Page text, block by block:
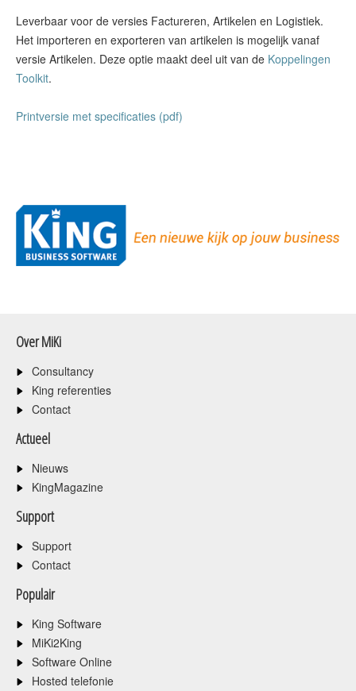
Leverbaar voor de versies Factureren, Artikelen en Logistiek.
Het importeren en exporteren van artikelen is mogelijk vanaf
versie Artikelen. Deze optie maakt deel uit van de Koppelingen
Toolkit.
Printversie met specificaties (pdf)
Over MiKi
Consultancy
King referenties
Contact
Actueel
Nieuws
KingMagazine
Support
Support
Contact
Populair
King Software
MiKi2King
Software Online
Hosted telefonie